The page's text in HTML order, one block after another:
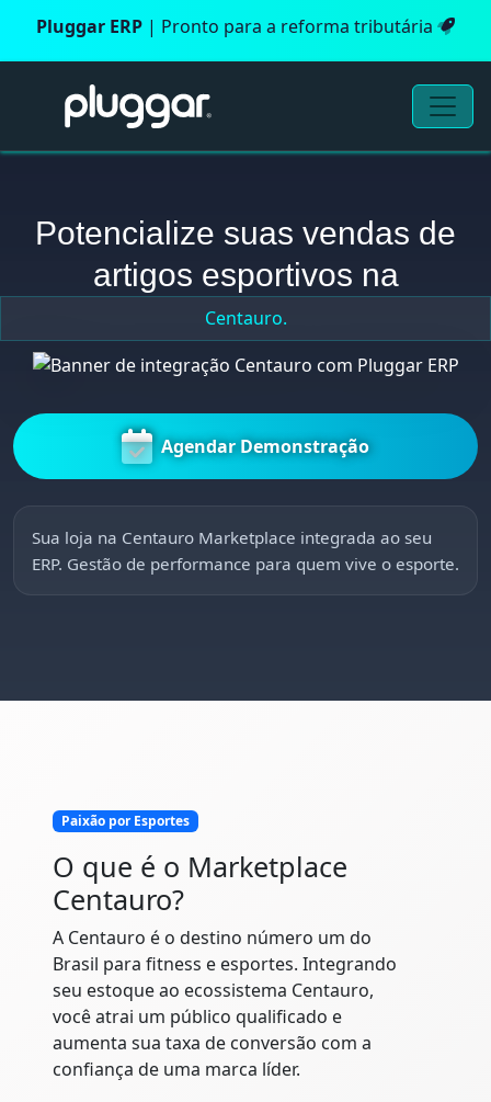
Pluggar ERP | Pronto para a reforma tributária
Potencialize suas vendas de
artigos esportivos na
Centauro.
Agendar Demonstração
Sua loja na Centauro Marketplace integrada ao seu
ERP. Gestão de performance para quem vive o esporte.
Paixão por Esportes
O que é o Marketplace
Centauro?
A Centauro é o destino número um do
Brasil para fitness e esportes. Integrando
seu estoque ao ecossistema Centauro,
você atrai um público qualificado e
aumenta sua taxa de conversão com a
confiança de uma marca líder.